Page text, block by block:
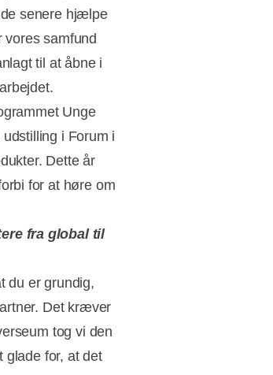
senere hjælpe
samfund
til at åbne i
Unge
i Forum i
Dette år
for at høre om
fra global til
du er grundig,
Det kræver
tog vi den
glade for, at det